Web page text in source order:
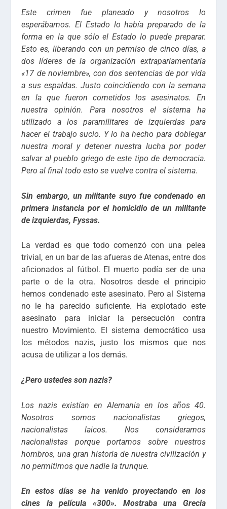
Este crimen fue planeado y nosotros lo
esperábamos. El Estado lo había preparado de la
forma en la que sólo el Estado lo puede preparar.
Esto es, liberando con un permiso de cinco días, a
dos líderes de la organización extraparlamentaria
«17 de noviembre», con dos sentencias de por vida
a sus espaldas. Justo coincidiendo con la semana
en la que fueron cometidos los asesinatos. En
nuestra opinión. Para nosotros el sistema ha
utilizado a los paramilitares de izquierdas para
hacer el trabajo sucio. Y lo ha hecho para doblegar
nuestra moral y detener nuestra lucha por poder
salvar al pueblo griego de este tipo de democracia.
Pero al final todo esto se vuelve contra el sistema.
Sin embargo, un militante suyo fue condenado en
primera instancia por el homicidio de un militante
de izquierdas, Fyssas.
La verdad es que todo comenzó con una pelea
trivial, en un bar de las afueras de Atenas, entre dos
aficionados al fútbol. El muerto podía ser de una
parte o de la otra. Nosotros desde el principio
hemos condenado este asesinato. Pero al Sistema
no le ha parecido suficiente. Ha explotado este
asesinato para iniciar la persecución contra
nuestro Movimiento. El sistema democrático usa
los métodos nazis, justo los mismos que nos
acusa de utilizar a los demás.
¿Pero ustedes son nazis?
Los nazis existían en Alemania en los años 40.
Nosotros somos nacionalistas griegos,
nacionalistas laicos. Nos consideramos
nacionalistas porque portamos sobre nuestros
hombros, una gran historia de nuestra civilización y
no permitimos que nadie la trunque.
En estos días se ha venido proyectando en los
cines la película «300». Mostraba una Grecia